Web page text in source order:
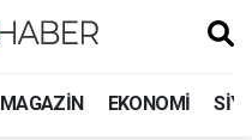
MAGAZIN EKONOMI